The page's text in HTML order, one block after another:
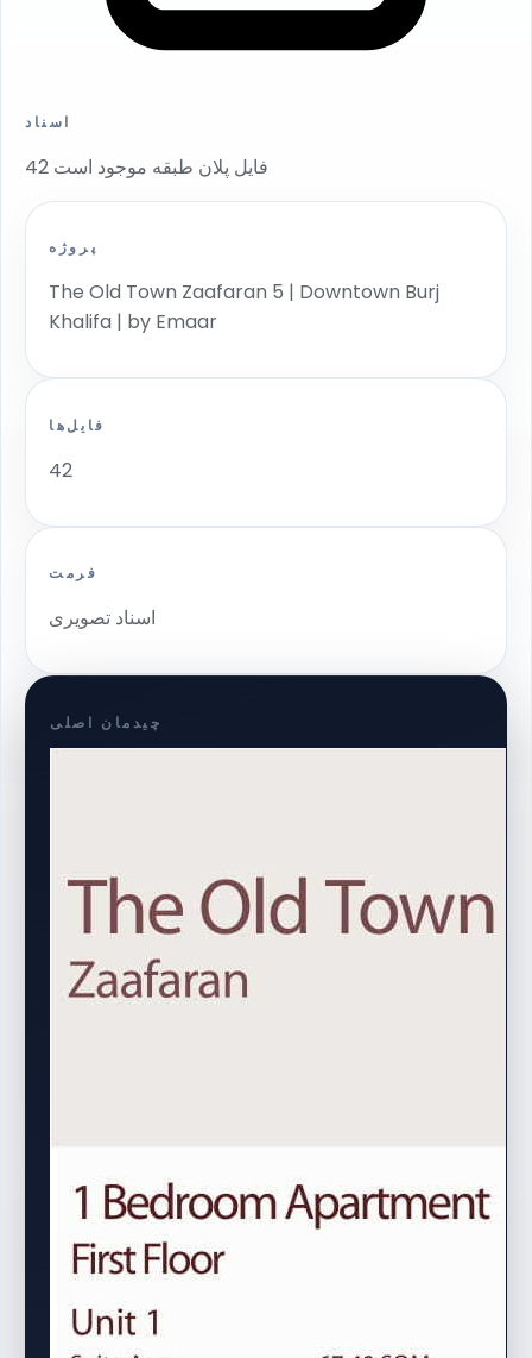
اسناد
42 فایل پلان طبقه موجود است
پروژه
The Old Town Zaafaran 5 | Downtown Burj
Khalifa | by Emaar
فایل‌ها
42
فرمت
اسناد تصویری
چیدمان اصلی